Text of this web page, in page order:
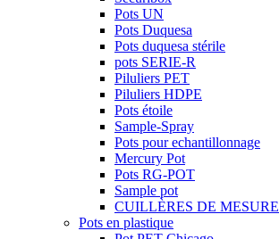
Pots UN
Pots Duquesa
Pots duquesa stérile
pots SERIE-R
Piluliers PET
Piluliers HDPE
Pots étoile
Sample-Spray
Pots pour echantillonnage
Mercury Pot
Pots RG-POT
Sample pot
CUILLÈRES DE MESURE
Pots en plastique